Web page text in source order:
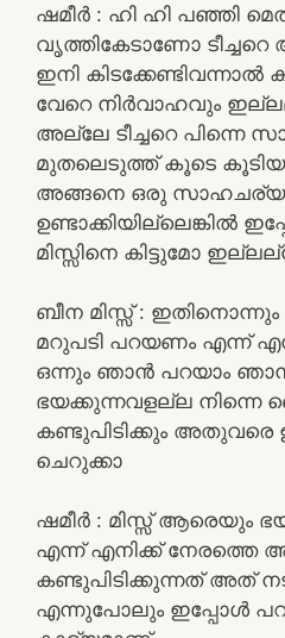
ഷമീർ : ഹി ഹി പഞ്ഞി
വൃത്തികേടാണോ
ഇനി
വേറെ നിർവാഹവും
അല്ലേ ടീച്ചറെ പിന്നെ
മുതലെടുത്ത് കൂടെ
അങ്ങനെ ഒരു
ഉണ്ടാക്കിയില്ലെങ്കിൽ
മിസ്സിനെ കിട്ടുമോ
ബീന മിസ്സ്‌ :
മറുപടി പറയണം എന്ന്
ഒന്നും ഞാൻ പറയാം
ഭയക്കുന്നവളല്ല
കണ്ടുപിടിക്കും അതുവരെ
ചെറുക്കാ
ഷമീർ : മിസ്സ് ആരെയും
എന്ന് എനിക്ക് നേരത്തെ
കണ്ടുപിടിക്കുന്നത് അത്
എന്നുപോലും ഇപ്പോൾ